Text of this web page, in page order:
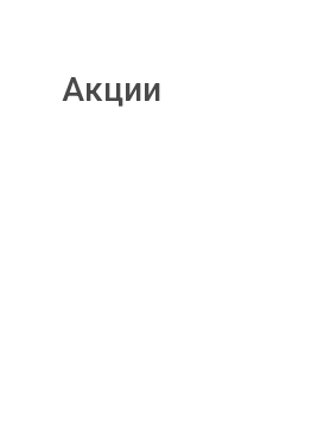
Акции